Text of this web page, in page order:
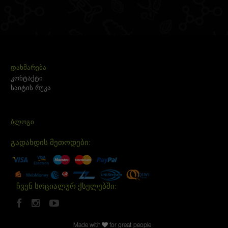
Made with for great people
ᲓᲐᲮᲛᲐᲠᲔᲑᲐ
კონტაქტი
საიტის რუკა
ᲑᲚᲝᲒᲘ
გადახდის მეთოდები:
ჩვენ სოციალურ ქსელებში: